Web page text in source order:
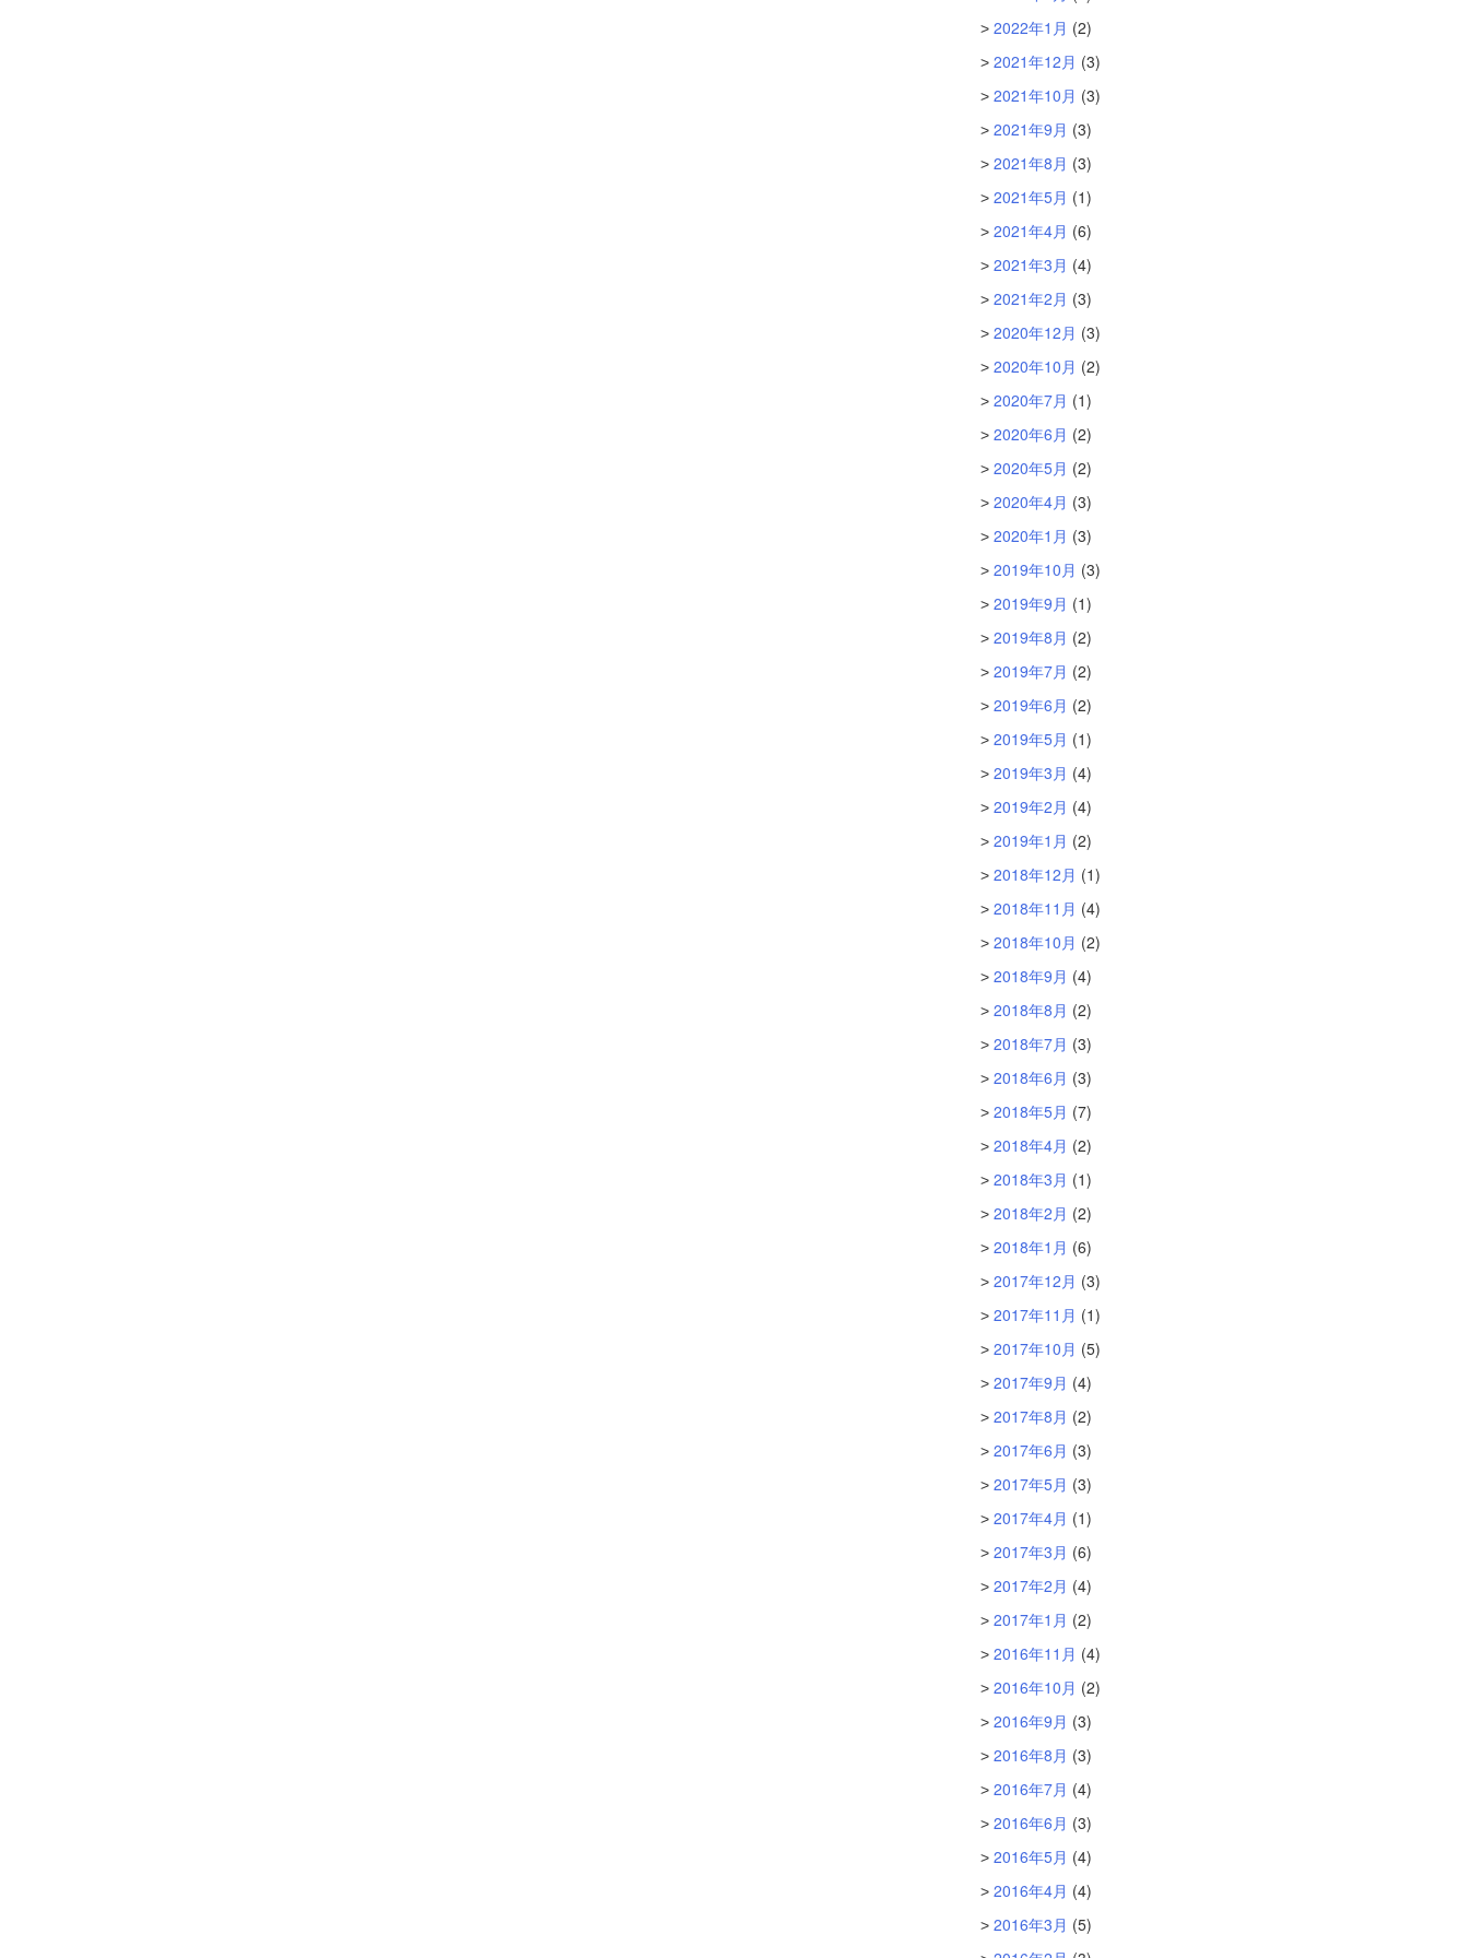
2022年1月 (2)
2021年12月 (3)
2021年10月 (3)
2021年9月 (3)
2021年8月 (3)
2021年5月 (1)
2021年4月 (6)
2021年3月 (4)
2021年2月 (3)
2020年12月 (3)
2020年10月 (2)
2020年7月 (1)
2020年6月 (2)
2020年5月 (2)
2020年4月 (3)
2020年1月 (3)
2019年10月 (3)
2019年9月 (1)
2019年8月 (2)
2019年7月 (2)
2019年6月 (2)
2019年5月 (1)
2019年3月 (4)
2019年2月 (4)
2019年1月 (2)
2018年12月 (1)
2018年11月 (4)
2018年10月 (2)
2018年9月 (4)
2018年8月 (2)
2018年7月 (3)
2018年6月 (3)
2018年5月 (7)
2018年4月 (2)
2018年3月 (1)
2018年2月 (2)
2018年1月 (6)
2017年12月 (3)
2017年11月 (1)
2017年10月 (5)
2017年9月 (4)
2017年8月 (2)
2017年6月 (3)
2017年5月 (3)
2017年4月 (1)
2017年3月 (6)
2017年2月 (4)
2017年1月 (2)
2016年11月 (4)
2016年10月 (2)
2016年9月 (3)
2016年8月 (3)
2016年7月 (4)
2016年6月 (3)
2016年5月 (4)
2016年4月 (4)
2016年3月 (5)